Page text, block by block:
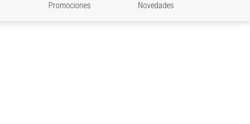
Promociones Novedades